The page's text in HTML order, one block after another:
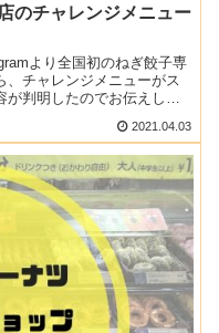
のチャレンジメニュー
より全国初のねぎ餃子専
、チャレンジメニューがス
判明したのでお伝えしま
2021.04.03